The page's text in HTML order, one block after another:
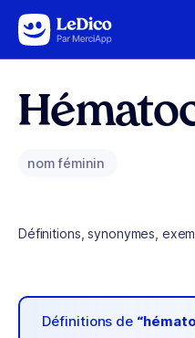
Aller au contenu
nom féminin
Définitions, synonymes,
Définitions de